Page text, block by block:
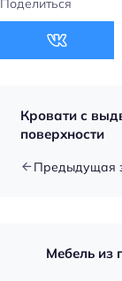
Поделиться
Кровати с
поверхности
Предыдущая
Мебель из